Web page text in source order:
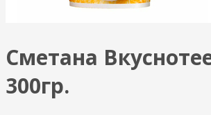
Сметана
300гр.